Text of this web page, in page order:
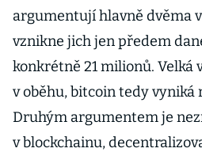
argumentují hlavně dvěma
vznikne jich jen předem
konkrétně 21 milionů. Velká
v oběhu, bitcoin tedy vyniká
Druhým argumentem je
v blockchainu,